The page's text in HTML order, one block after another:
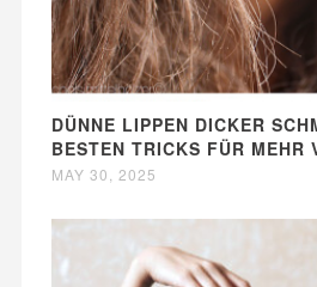
DÜNNE LIPPEN DICKER
BESTEN TRICKS FÜR MEHR
MAY 30, 2025